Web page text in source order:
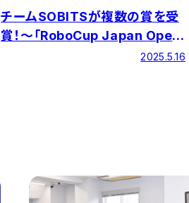
チームSOBITSが複数の賞を受
賞！～「RoboCup Japan Open
2025 ＠Home League」～2025.5.16